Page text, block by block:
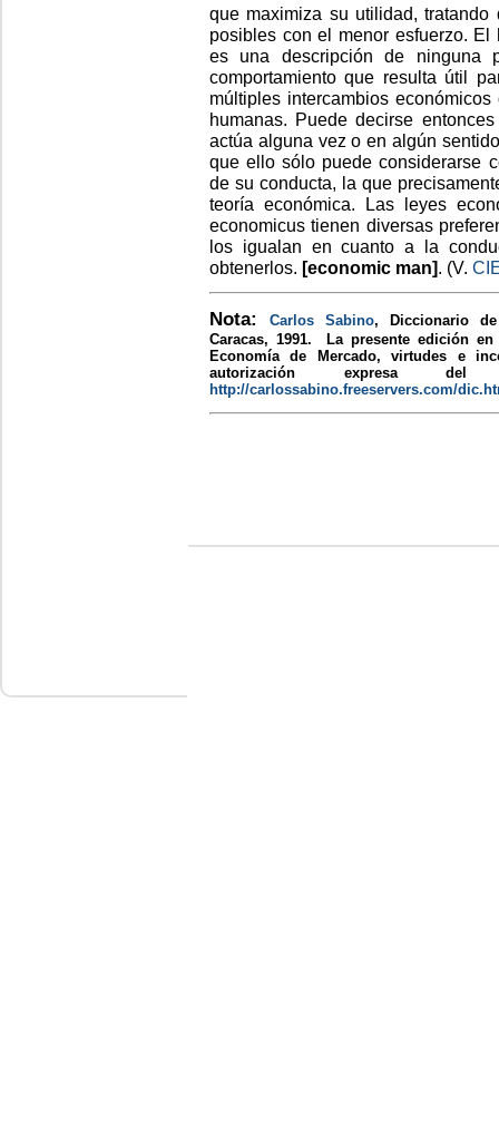
que maximiza su utilidad,
posibles con el menor esfuerzo.
es una descripción de ninguna
comportamiento que resulta útil
múltiples intercambios
humanas. Puede decirse
actúa alguna vez o en algún
que ello sólo puede considerarse
de su conducta, la que
teoría económica. Las leyes
economicus tienen diversas
los igualan en cuanto a la
obtenerlos. [economic man]. (V.
Nota: Carlos Sabino, Diccionario
Caracas, 1991. La presente edición
Economía de Mercado, virtudes e
autorización expresa
http://carlossabino.freeservers.com/